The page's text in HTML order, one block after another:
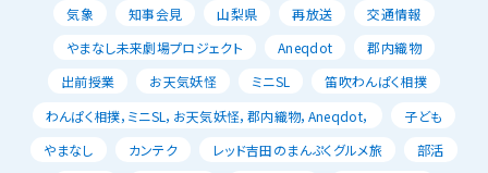
気象
知事会見 山梨県 再放送
交通情報
やまなし未来劇場プロジェクト
Aneqdot
郡内織物
出前授業
お天気妖怪 ミニSL
笛吹わんぱく相撲
わんぱく相撲，ミニSL，お天気妖怪，郡内織物，Aneqdot，
子ども
やまなし
カンテク レッド吉田のまんぷくグルメ旅
部活